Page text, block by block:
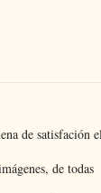
de satisfación
de todas